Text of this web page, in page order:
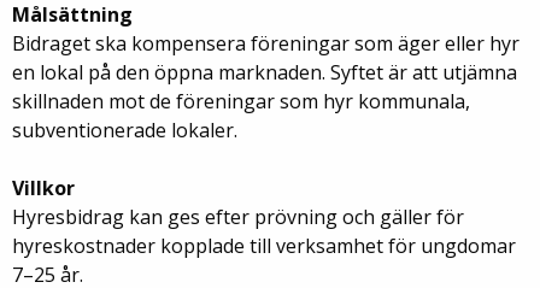
Målsättning
Bidraget ska kompensera föreningar som äger eller hyr
en lokal på den öppna marknaden. Syftet är att utjämna
skillnaden mot de föreningar som hyr kommunala,
subventionerade lokaler.
Villkor
Hyresbidrag kan ges efter prövning och gäller för
hyreskostnader kopplade till verksamhet för ungdomar
7–25 år.